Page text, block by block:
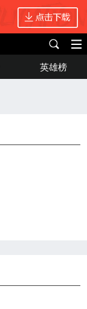
英雄榜